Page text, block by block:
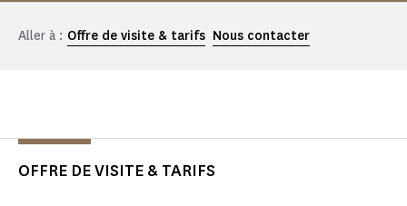
Aller à : Offre de visite & tarifs Nous contacter
OFFRE DE VISITE & TARIFS